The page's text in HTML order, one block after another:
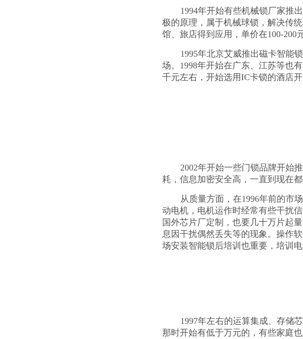
1994年开始有些机械锁厂家推
极的原理，属于机械球锁，解决传
馆、旅店得到应用，单价在100-200
1995年北京艾威推出磁卡智能
场。1998年开始在广东、江苏等也
千元左右，开始选用IC卡锁的酒店开
2002年开始一些门锁品牌开始
耗，信息加密安全高，一直到现在
从质量方面，在1996年前的市
动电机，电机运作时经常有些干扰
国外芯片厂定制，也要几十万片起
息因干扰偶然丢失等的现象。操作
场安装智能锁后培训也重要，培训
1997年左右的运算集成、存储
那时开始有低于万元的，有些家庭